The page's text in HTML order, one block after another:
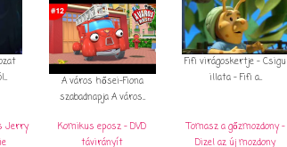
A város hősei-Fiona
szabadnapja A város...
Fifi virágoskertje - Csigu
illata - Fifi a...
Jerry
Komikus eposz - DVD
távirányít
Tomasz a gőzmozdony -
Dizel az új mozdony